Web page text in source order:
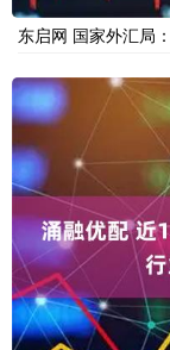
东启网 国家外汇局